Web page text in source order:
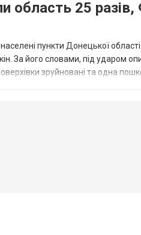
область 25
пункти Донецької
За його словами, під ударом
зруйновані та одна